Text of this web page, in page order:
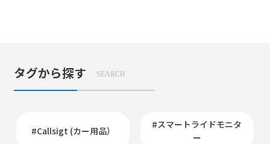
タグから探す SEARCH
#Callsigt (カー用品）
#スマートライドモニタ
ー